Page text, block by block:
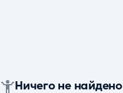
Ничего не найдено